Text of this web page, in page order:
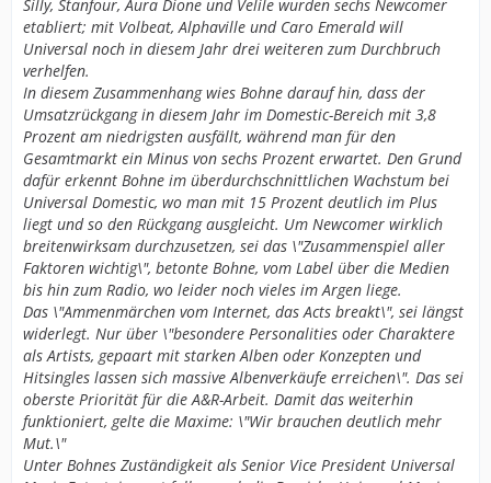
Silly, Stanfour, Aura Dione und Velile wurden sechs Newcomer
etabliert; mit Volbeat, Alphaville und Caro Emerald will
Universal noch in diesem Jahr drei weiteren zum Durchbruch
verhelfen.
In diesem Zusammenhang wies Bohne darauf hin, dass der
Umsatzrückgang in diesem Jahr im Domestic-Bereich mit 3,8
Prozent am niedrigsten ausfällt, während man für den
Gesamtmarkt ein Minus von sechs Prozent erwartet. Den Grund
dafür erkennt Bohne im überdurchschnittlichen Wachstum bei
Universal Domestic, wo man mit 15 Prozent deutlich im Plus
liegt und so den Rückgang ausgleicht. Um Newcomer wirklich
breitenwirksam durchzusetzen, sei das \"Zusammenspiel aller
Faktoren wichtig\", betonte Bohne, vom Label über die Medien
bis hin zum Radio, wo leider noch vieles im Argen liege.
Das \"Ammenmärchen vom Internet, das Acts breakt\", sei längst
widerlegt. Nur über \"besondere Personalities oder Charaktere
als Artists, gepaart mit starken Alben oder Konzepten und
Hitsingles lassen sich massive Albenverkäufe erreichen\". Das sei
oberste Priorität für die A&R-Arbeit. Damit das weiterhin
funktioniert, gelte die Maxime: \"Wir brauchen deutlich mehr
Mut.\"
Unter Bohnes Zuständigkeit als Senior Vice President Universal